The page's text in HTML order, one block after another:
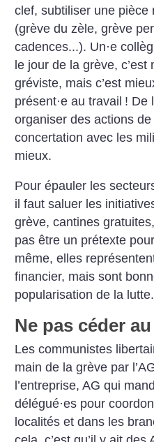
clef, subtiliser une pièce
(grève du zèle, grève
cadences...). Un·e
le jour de la grève, c’est
gréviste, mais c’est
présent·e au travail ! De
organiser des actions
concertation avec les
mieux.
Pour épauler les
il faut saluer les
grève, cantines
pas être un prétexte
même, elles
financier, mais sont
popularisation de la lutte.
Ne pas céder
Les communistes
main de la grève par
l’entreprise, AG qui
délégué·es pour
localités et dans les